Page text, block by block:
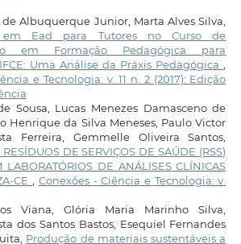
Albuquerque Junior, Marta Alves Silva,
em Ead para Tutores no Curso de
em Formação Pedagógica para
Uma Análise da Práxis Pedagógica
e Tecnologia: v. 11 n. 2 (2017): Edição
Sousa, Lucas Menezes Damasceno de
Henrique da Silva Meneses, Paulo Victor
Ferreira, Gemmelle Oliveira Santos,
DE SERVIÇOS DE SAÚDE (RSS)
LABORATÓRIOS DE ANÁLISES CLÍNICAS
CE
Conexões - Ciência e Tecnologia: v.
Viana, Glória Maria Marinho Silva,
dos Santos Bastos, Esequiel Fernandes
Produção de materiais sustentáveis a